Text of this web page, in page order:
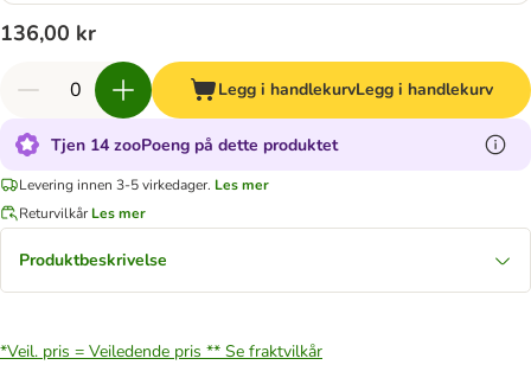
136,00 kr
Legg i handlekurvLegg i handlekurv
Tjen 14 zooPoeng på dette produktet
Levering innen 3-5 virkedager. Les mer
Returvilkår Les mer
Produktbeskrivelse
*Veil. pris = Veiledende pris ** Se fraktvilkår